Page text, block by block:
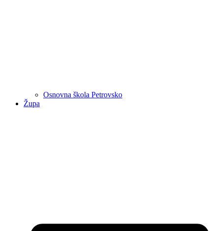
Osnovna škola Petrovsko
Župa